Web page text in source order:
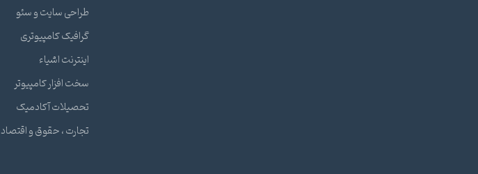
طراحی سایت و سئو
گرافیک کامپیوتری
اینترنت اشیاء
سخت افزار کامپیوتر
تحصیلات آکادمیک
تجارت ، حقوق و اقتصاد